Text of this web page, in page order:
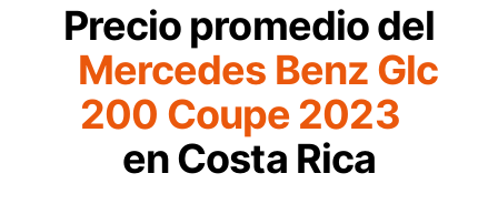
Precio promedio del
Mercedes Benz Glc
200 Coupe 2023
en Costa Rica